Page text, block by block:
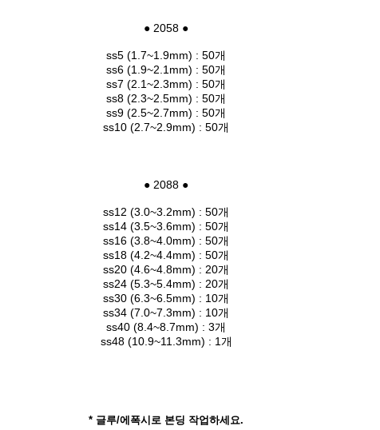
● 2058 ●
ss5 (1.7~1.9mm) : 50개
ss6 (1.9~2.1mm) : 50개
ss7 (2.1~2.3mm) : 50개
ss8 (2.3~2.5mm) : 50개
ss9 (2.5~2.7mm) : 50개
ss10 (2.7~2.9mm) : 50개
● 2088 ●
ss12 (3.0~3.2mm) : 50개
ss14 (3.5~3.6mm) : 50개
ss16 (3.8~4.0mm) : 50개
ss18 (4.2~4.4mm) : 50개
ss20 (4.6~4.8mm) : 20개
ss24 (5.3~5.4mm) : 20개
ss30 (6.3~6.5mm) : 10개
ss34 (7.0~7.3mm) : 10개
ss40 (8.4~8.7mm) : 3개
ss48 (10.9~11.3mm) : 1개
* 글루/에폭시로 본딩 작업하세요.